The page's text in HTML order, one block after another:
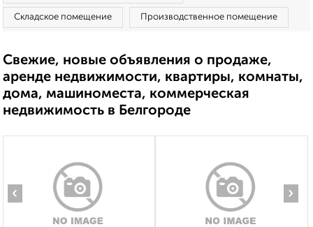
Складское помещение Производственное помещение
Свежие, новые объявления о продаже,
аренде недвижимости, квартиры, комнаты,
дома, машиноместа, коммерческая
недвижимость в Белгороде
‹ ›